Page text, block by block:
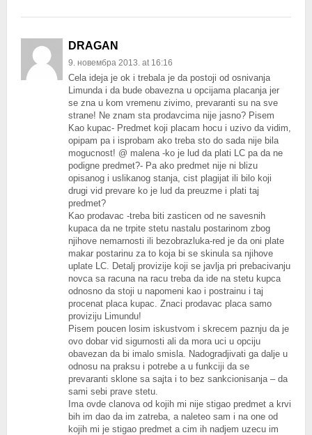
DRAGAN
9. новембра 2013. at 16:16
Cela ideja je ok i trebala je da postoji od osnivanja
Limunda i da bude obavezna u opcijama placanja jer
se zna u kom vremenu zivimo, prevaranti su na sve
strane! Ne znam sta prodavcima nije jasno? Pisem
Kao kupac- Predmet koji placam hocu i uzivo da vidim,
opipam pa i isprobam ako treba sto do sada nije bila
mogucnost! @ malena -ko je lud da plati LC pa da ne
podigne predmet?- Pa ako predmet nije ni blizu
opisanog i uslikanog stanja, cist plagijat ili bilo koji
drugi vid prevare ko je lud da preuzme i plati taj
predmet?
Kao prodavac -treba biti zasticen od ne savesnih
kupaca da ne trpite stetu nastalu postarinom zbog
njihove nemarnosti ili bezobrazluka-red je da oni plate
makar postarinu za to koja bi se skinula sa njihove
uplate LC. Detalj provizije koji se javlja pri prebacivanju
novca sa racuna na racu treba da ide na stetu kupca
odnosno da stoji u napomeni kao i postrainu i taj
procenat placa kupac. Znaci prodavac placa samo
proviziju Limundu!
Pisem poucen losim iskustvom i skrecem paznju da je
ovo dobar vid sigurnosti ali da mora uci u opciju
obavezan da bi imalo smisla. Nadogradjivati ga dalje u
odnosu na praksu i potrebe a u funkciji da se
prevaranti sklone sa sajta i to bez sankcionisanja – da
sami sebi prave stetu.
Ima ovde clanova od kojih mi nije stigao predmet a krvi
bih im dao da im zatreba, a naleteo sam i na one od
kojih mi je stigao predmet a cim ih nadjem uzecu im